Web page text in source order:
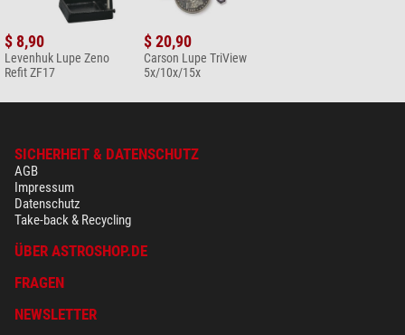
$ 8,90
Levenhuk Lupe Zeno
Refit ZF17
$ 20,90
Carson Lupe TriView
5x/10x/15x
SICHERHEIT & DATENSCHUTZ
AGB
Impressum
Datenschutz
Take-back & Recycling
ÜBER ASTROSHOP.DE
FRAGEN
NEWSLETTER